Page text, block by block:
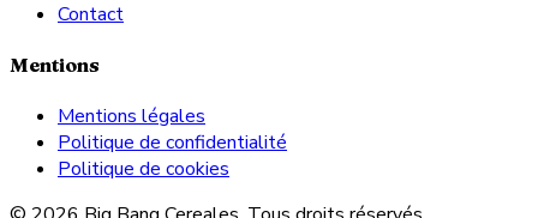
Contact
Mentions
Mentions légales
Politique de confidentialité
Politique de cookies